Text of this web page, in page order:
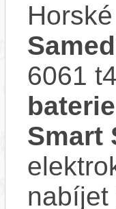
6061
Smart
nabíjet